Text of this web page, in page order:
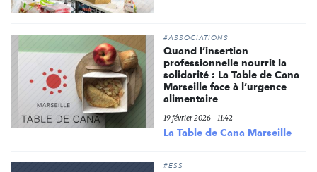
#ASSOCIATIONS
Quand l’insertion
professionnelle nourrit la
solidarité : La Table de Cana
Marseille face à l’urgence
alimentaire
19 février 2026 - 11:42
La Table de Cana Marseille
#ESS